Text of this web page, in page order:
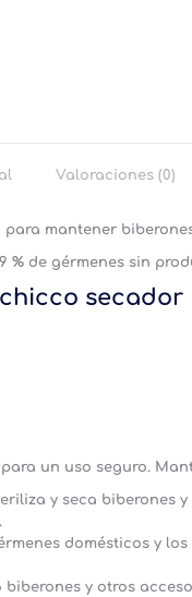
Valoraciones (0)
para mantener
% de gérmenes sin
secador
un uso seguro.
y seca
domésticos y
biberones y otros